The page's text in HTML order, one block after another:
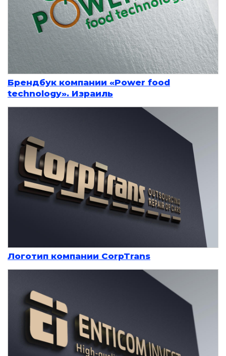
Брендбук компании «Power food
technology». Израиль
Логотип компании CorpTrans